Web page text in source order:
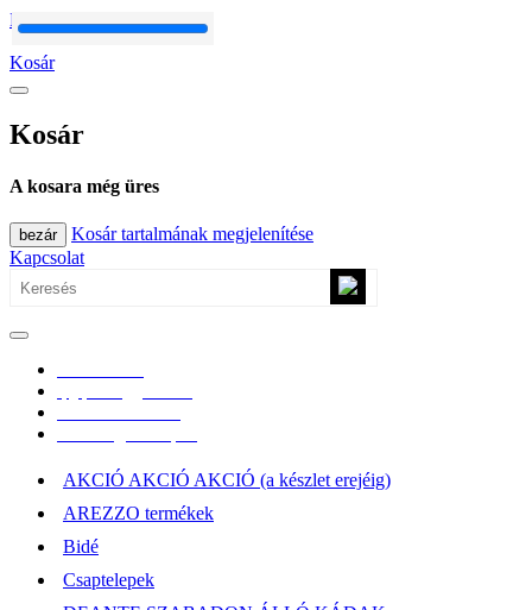
Fő tartalom átugrása
Kosár
Kosár
A kosara még üres
bezár
Kosár tartalmának megjelenítése
Kapcsolat
AKCIÓ AKCIÓ AKCIÓ (a készlet erejéig)
AREZZO termékek
Bidé
Csaptelepek